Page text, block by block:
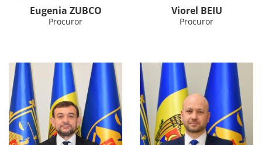
Eugenia ZUBCO
Procuror
Viorel BEIU
Procuror